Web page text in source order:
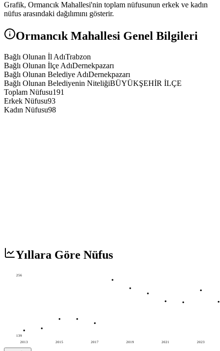
Grafik, Ormancık Mahallesi'nin toplam nüfusunun erkek ve kadın
nüfus arasındaki dağılımını gösterir.
Ormancık Mahallesi Genel Bilgileri
Bağlı Olunan İl AdıTrabzon
Bağlı Olunan İlçe AdıDernekpazarı
Bağlı Olunan Belediye AdıDernekpazarı
Bağlı Olunan Belediyenin NiteliğiBÜYÜKŞEHİR İLÇE
Toplam Nüfusu191
Erkek Nüfusu93
Kadın Nüfusu98
Yıllara Göre Nüfus
2013 2015 2017 2019 2021 2023
256
139